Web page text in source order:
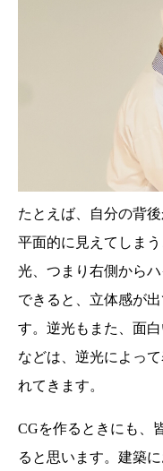
たとえば、自分の背
平面的に見えてしま
光、つまり右側から
できると、立体感が
す。逆光もまた、面
などは、逆光によっ
れてきます。
CGを作るときにも、
ると思います。建築